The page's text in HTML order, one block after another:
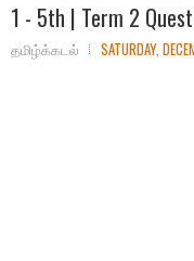
1 - 5th | Term 2
தமிழ்க்கடல் SATURDAY,